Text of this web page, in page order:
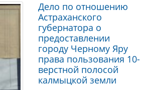
Дело по отношению
Астраханского
губернатора о
предоставлении
городу Черному Яру
права пользования 10-
верстной полосой
калмыцкой земли